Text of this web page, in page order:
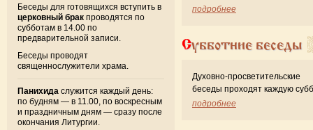
Беседы для готовящихся вступить в
церковный брак проводятся по
субботам в 14.00 по
предварительной записи.
Беседы проводят
священнослужители храма.
Панихида служится каждый день:
по будням — в 11.00, по воскресным
и праздничным дням — сразу после
окончания Литургии.
подробнее
Субботние беседы
Духовно-просветительские
беседы проходят каждую
подробнее